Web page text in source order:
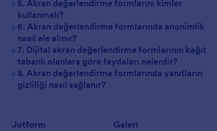
+5. Akran değerlendirme formlarını kimler
kullanmalı?
+6. Akran değerlendirme formlarında anonimlik
nasıl ele alınır?
+7. Dijital akran değerlendirme formlarının kağıt
tabanlı olanlara göre faydaları nelerdir?
+8. Akran değerlendirme formlarında yanıtların
gizliliği nasıl sağlanır?
Jotform Galeri